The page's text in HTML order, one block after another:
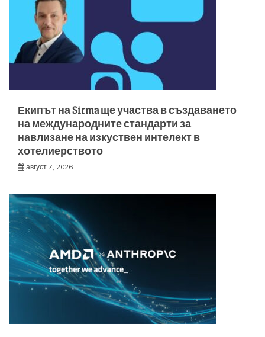
Екипът на Sirma ще участва в създаването
на международните стандарти за
навлизане на изкуствен интелект в
хотелиерството
август 7, 2026